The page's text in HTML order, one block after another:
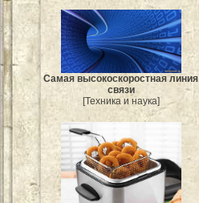
Самая высокоскоростная линия
связи
[Техника и наука]